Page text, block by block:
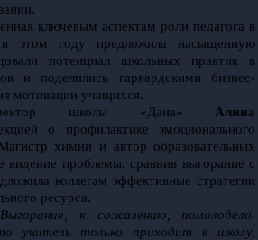
ключевым аспектам роли педагога в
в этом году предложила насыщенную
потенциал школьных практик в
и поделились гарвардскими бизнес-
мотивации учащихся.
школы «Дана» Алина
о профилактике эмоционального
химии и автор образовательных
видение проблемы, сравнив выгорание с
коллегам эффективные стратегии
ресурса.
к сожалению, помолодело.
учитель только приходит в школу,